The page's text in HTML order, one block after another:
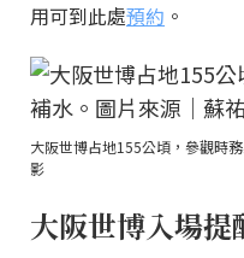
用可到此處預約 。
大阪世博占地155公頃，參觀時
影
大阪世博入場提